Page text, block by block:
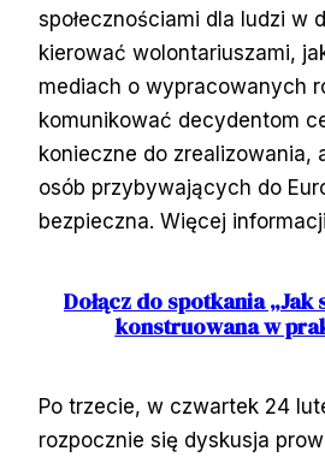
społecznościami dla ludzi w
kierować wolontariuszami,
mediach o wypracowanych
komunikować decydentom
konieczne do zrealizowania,
osób przybywających do
bezpieczna. Więcej
Dołącz do spotkania
konstruowana w
Po trzecie, w czwartek 24
rozpocznie się dyskusja